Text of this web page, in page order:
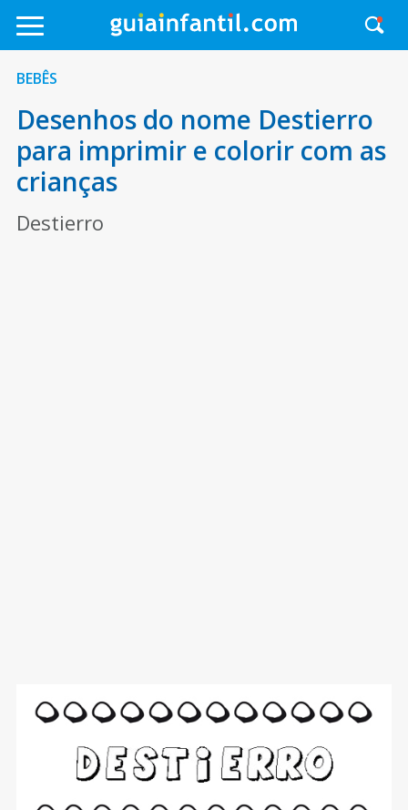
BEBÊS
Desenhos do nome Destierro
para imprimir e colorir com as
crianças
Destierro